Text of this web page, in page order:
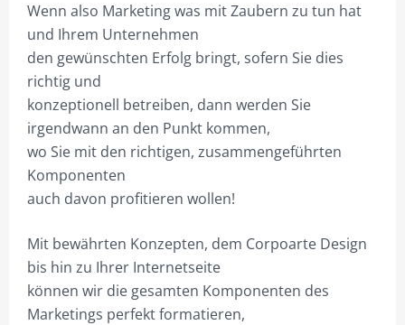
SHOP NUR FÜR GEWERBETREIBENDE!
HILFE?/FAQ
MEIN KONTO
ANMELDEN
ABMELDEN
BESTELLVORGANG
DATENSCHUTZ
VERSAND & LIEFERUNG
WARENKORB
Wenn also Marketing was mit Zaubern zu tun hat
und Ihrem Unternehmen
den gewünschten Erfolg bringt, sofern Sie dies
richtig und
konzeptionell betreiben, dann werden Sie
irgendwann an den Punkt kommen,
wo Sie mit den richtigen, zusammengeführten
Komponenten
auch davon profitieren wollen!
Mit bewährten Konzepten, dem Corpoarte Design
bis hin zu Ihrer Internetseite
können wir die gesamten Komponenten des
Marketings perfekt formatieren,